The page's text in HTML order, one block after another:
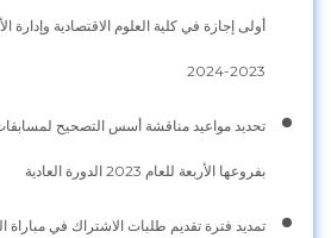
أولى إجازة في كلية العلوم الاقتصادية وإدارة
2023-2024
تحديد مواعيد مناقشة أسس التصحيح لمسابقات
بفروعها الأربعة للعام 2023 الدورة العادية
تمديد فترة تقديم طلبات الاشتراك في مباراة